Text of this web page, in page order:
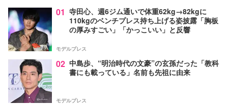
01 寺田心、週6ジム通いで体重62kg→82kgに
110kgのベンチプレス持ち上げる姿披露「胸板
の厚みすごい」「かっこいい」と反響
モデルプレス
02 中島歩、“明治時代の文豪”の玄孫だった「教科
書にも載っている」名前も先祖に由来
モデルプレス